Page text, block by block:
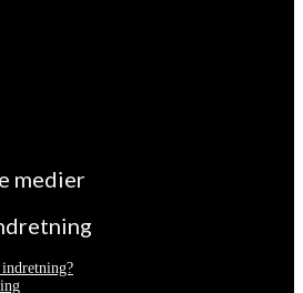
medier